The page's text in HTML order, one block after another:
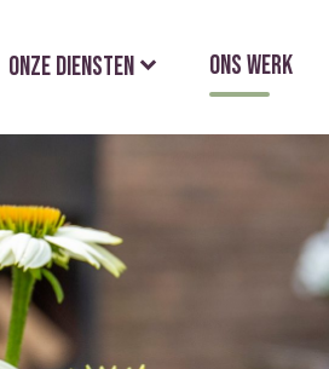
Onze diensten Ons werk